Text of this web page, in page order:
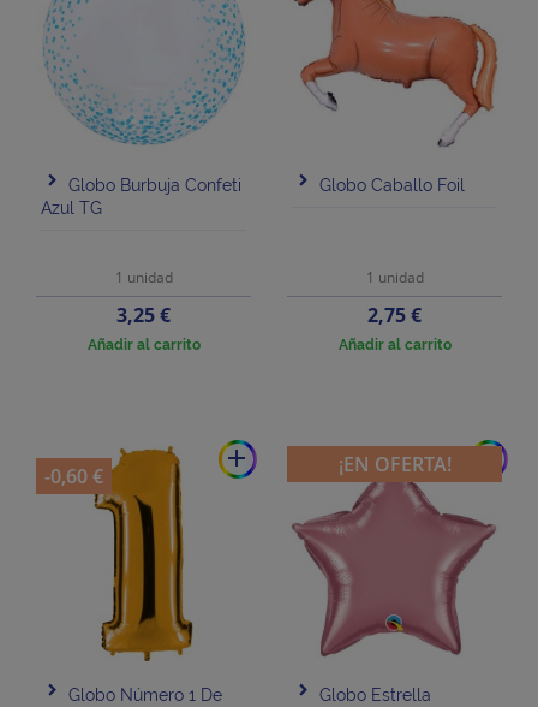
Globo Burbuja Confeti
Azul TG
1 unidad
Precio
3,25 €
Añadir al carrito
Globo Caballo Foil
1 unidad
Precio
2,75 €
Añadir al carrito
add
Globo Número 1 De
-0,60 €
add
Globo Estrella
¡EN OFERTA!